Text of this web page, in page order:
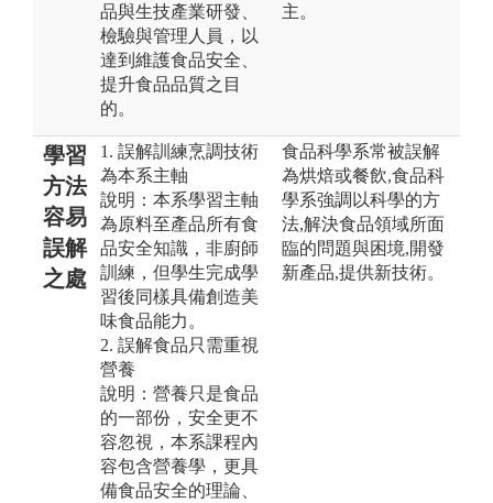
品與生技產業研發、
檢驗與管理人員，以
達到維護食品安全、
提升食品品質之目
的。
主。
學習
方法
容易
誤解
之處
1. 誤解訓練烹調技術
為本系主軸
說明：本系學習主軸
為原料至產品所有食
品安全知識，非廚師
訓練，但學生完成學
習後同樣具備創造美
味食品能力。
2. 誤解食品只需重視
營養
說明：營養只是食品
的一部份，安全更不
容忽視，本系課程內
容包含營養學，更具
備食品安全的理論、
食品科學系常被誤解
為烘焙或餐飲,食品科
學系強調以科學的方
法,解決食品領域所面
臨的問題與困境,開發
新產品,提供新技術。